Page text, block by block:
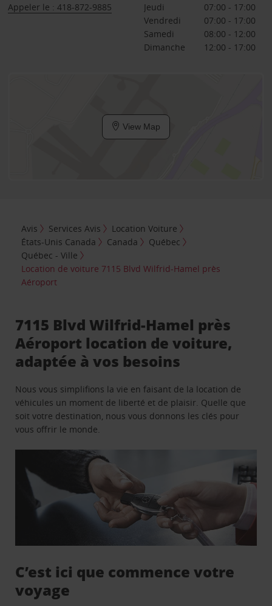
Appeler le : 418-872-9885
Jeudi
07:00 - 17:00
Vendredi
07:00 - 17:00
Samedi
08:00 - 12:00
Dimanche
12:00 - 17:00
View Map
Avis Services Avis
Location Voiture
États-Unis Canada
Canada
Québec
Québec - Ville
Location de voiture 7115 Blvd Wilfrid-Hamel près
Aéroport
7115 Blvd Wilfrid-Hamel près
Aéroport location de voiture,
adaptée à vos besoins
Nous vous simplifions la vie en faisant de la location de
véhicules un moment de liberté et de plaisir. Quelle que
soit votre destination, nous vous donnons les clés pour
vous offrir le monde.
C’est ici que commence votre
voyage